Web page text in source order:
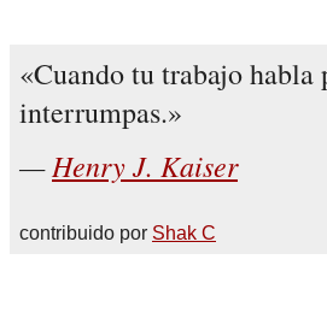
Cuando tu trabajo
interrumpas.
Henry J. Kaiser
contribuido por Shak C